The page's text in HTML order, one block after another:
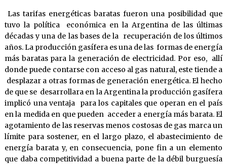
Las tarifas energéticas baratas fueron una posibilidad que
tuvo la política económica en la Argentina de las últimas
décadas y una de las bases de la recuperación de los últimos
años. La producción gasífera es una de las formas de energía
más baratas para la generación de electricidad. Por eso, allí
donde puede contarse con acceso al gas natural, este tiende a
desplazar a otras formas de generación energética. El hecho
de que se desarrollara en la Argentina la producción gasífera
implicó una ventaja para los capitales que operan en el país
en la medida en que pueden acceder a energía más barata. El
agotamiento de las reservas menos costosas de gas marca un
límite para sostener, en el largo plazo, el abastecimiento de
energía barata y, en consecuencia, pone fin a un elemento
que daba competitividad a buena parte de la débil burguesía